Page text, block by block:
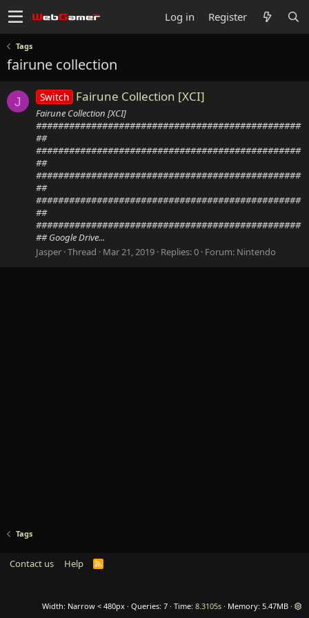
Log in Register
Tags
fairune collection
J Switch Fairune Collection [XCI]
Fairune Collection [XCI]
################################################
##
################################################
##
################################################
##
################################################
##
################################################
## Google Drive...
Jasper Thread Mar 21, 2019 Replies: 0 Forum: Nintendo
Tags
Contact us Help
R
Width Queries 7 Time 8.3105s Memory 5.47MB